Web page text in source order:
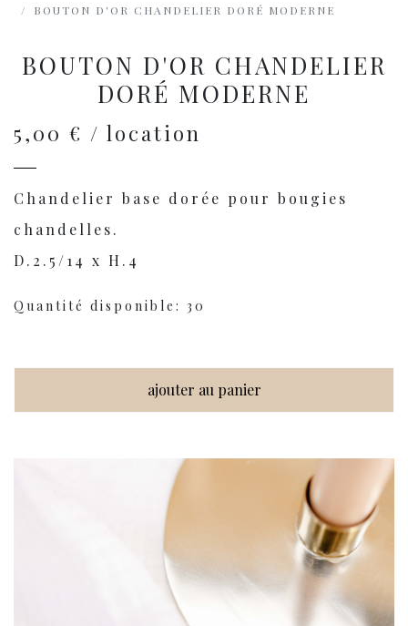
BOUTON D'OR CHANDELIER DORÉ MODERNE
BOUTON D'OR CHANDELIER
DORÉ MODERNE
5,00 € / location
Chandelier base dorée pour bougies
chandelles.
D.2.5/14 x H.4
Quantité disponible: 30
ajouter au panier